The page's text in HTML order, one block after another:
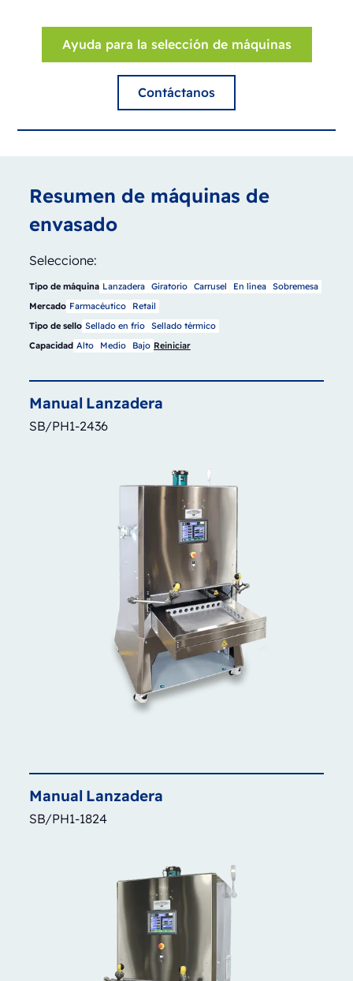
Ayuda para la selección de máquinas
Contáctanos
Resumen de máquinas de
envasado
Seleccione:
Tipo de máquina Lanzadera Giratorio Carrusel En línea Sobremesa
Mercado Farmacéutico
Retail
Tipo de sello Sellado en frío Sellado térmico
Capacidad Alto Medio Bajo Reiniciar
Manual Lanzadera
SB/PH1-2436
Manual Lanzadera
SB/PH1-1824